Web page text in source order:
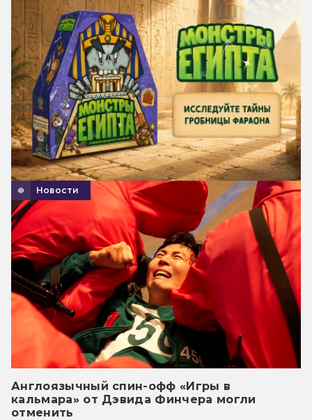
Новости
Англоязычный спин-офф «Игры в
кальмара» от Дэвида Финчера могли
отменить